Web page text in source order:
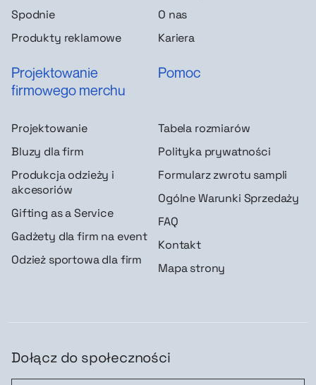
Spodnie
Produkty reklamowe
O nas
Kariera
Projektowanie
firmowego merchu
Projektowanie
Bluzy dla firm
Produkcja odzieży i
akcesoriów
Gifting as a Service
Gadżety dla firm na event
Odzież sportowa dla firm
Pomoc
Tabela rozmiarów
Polityka prywatności
Formularz zwrotu sampli
Ogólne Warunki Sprzedaży
FAQ
Kontakt
Mapa strony
Dołącz do społeczności